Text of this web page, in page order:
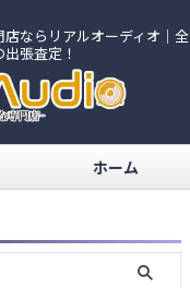
ならリアルオーディオ｜全
張査定！
ホーム